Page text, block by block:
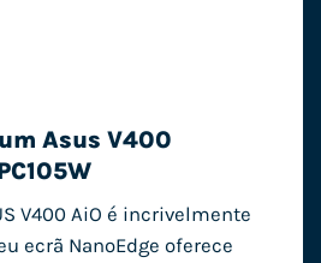
Asus V400
V400 AiO é incrivelmente
ecrã NanoEdge oferece